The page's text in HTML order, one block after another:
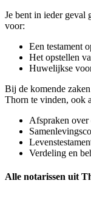
Je bent in ieder geval
voor:
Een testament
Het opstellen
Huwelijkse
Bij de komende
Thorn te vinden, ook
Afspraken over
Verdeling en
Alle notarissen uit